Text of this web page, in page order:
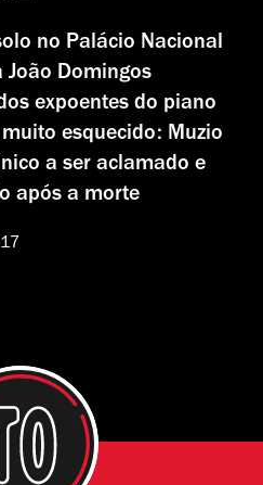
no Palácio Nacional
João Domingos
expoentes do piano
esquecido: Muzio
a ser aclamado e
após a morte